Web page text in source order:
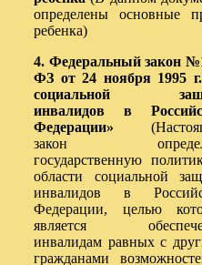
определены основные
ребенка)
4. Федеральный закон
ФЗ от 24 ноября 1995
социальной
инвалидов в
Федерации»
закон
государственную
области социальной
инвалидов в
Федерации, целью
является
инвалидам равных с
гражданами